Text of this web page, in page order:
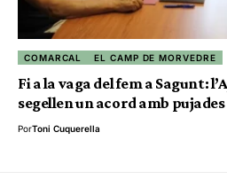
COMARCAL EL CAMP DE MORVEDRE
Fi a la vaga del fem a Sagunt:
segellen un acord amb
PorToni Cuquerella